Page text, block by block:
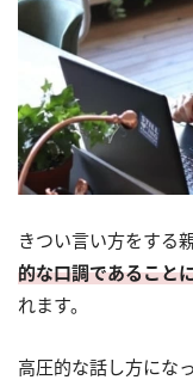
きつい言い方をする
的な口調であること
れます。
高圧的な話し方にな